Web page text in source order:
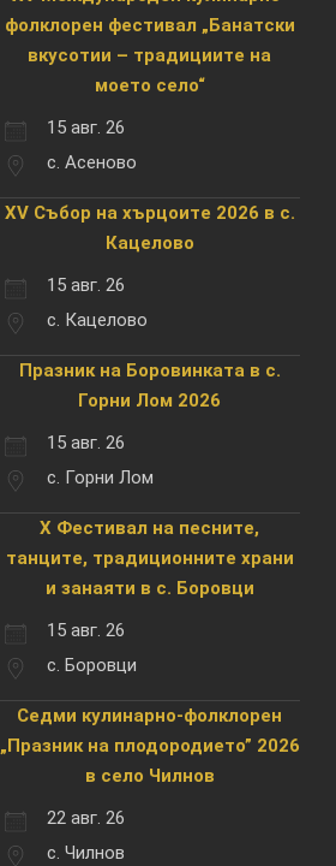
фолклорен фестивал „Банатски
вкусотии – традициите на
моето село“
15 авг. 26
с. Асеново
XV Събор на хърцоите 2026 в с.
Кацелово
15 авг. 26
с. Кацелово
Празник на Боровинката в с.
Горни Лом 2026
15 авг. 26
с. Горни Лом
X Фестивал на песните,
танците, традиционните храни
и занаяти в с. Боровци
15 авг. 26
с. Боровци
Седми кулинарно-фолклорен
„Празник на плодородието” 2026
в село Чилнов
22 авг. 26
с. Чилнов